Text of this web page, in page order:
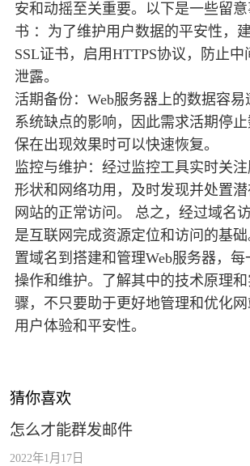
安和动摇至关重要。以下是一些留
书 ：为了维护用户数据的平安性，
SSL证书，启用HTTPS协议，防止
泄露。
活期备份：Web服务器上的数据容
系统缺点的影响，因此需求活期停
保在出现效果时可以快速恢复。
监控与维护：经过监控工具实时关
形状和网络功用，及时发现并处置
网站的正常访问。 总之，经过域名
是互联网完成资源定位和访问的基
置域名到搭建和管理Web服务器，
操作和维护。了解其中的技术原理
骤，不只要助于更好地管理和优化
用户体验和平安性。
猜你喜欢
怎么才能群发邮件
2022年1月17日